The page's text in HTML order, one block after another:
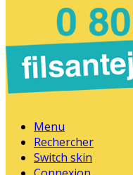
Menu
Rechercher
Switch skin